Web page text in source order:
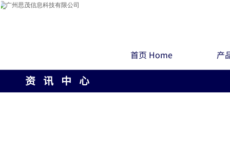
首页 Home 产
资 讯 中 心